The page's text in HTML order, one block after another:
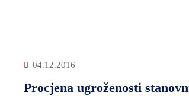
04.12.2016
Procjena ugroženosti